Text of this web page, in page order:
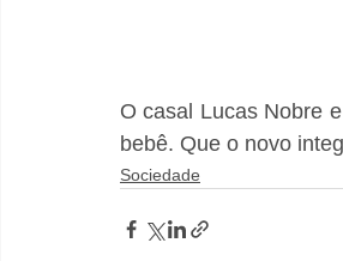
O casal Lucas Nobre
bebê. Que o novo
Sociedade